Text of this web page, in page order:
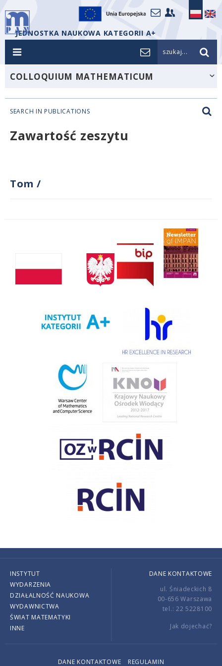
JEDNOSTKA NAUKOWA KATEGORII A+
szukaj...
COLLOQUIUM MATHEMATICUM
SEARCH IN PUBLICATIONS
Zawartość zeszytu
Tom /
INSTYTUT
WYDARZENIA
DZIAŁALNOŚĆ NAUKOWA
WYDAWNICTWA
ŚWIAT MATEMATYKI
INNE
DANE KONTAKTOWE
ul. Śniadeckich 8
00-656 Warszawa
tel.: 22 5228100
Jak dojechać?
DANE KONTAKTOWE REGULAMIN